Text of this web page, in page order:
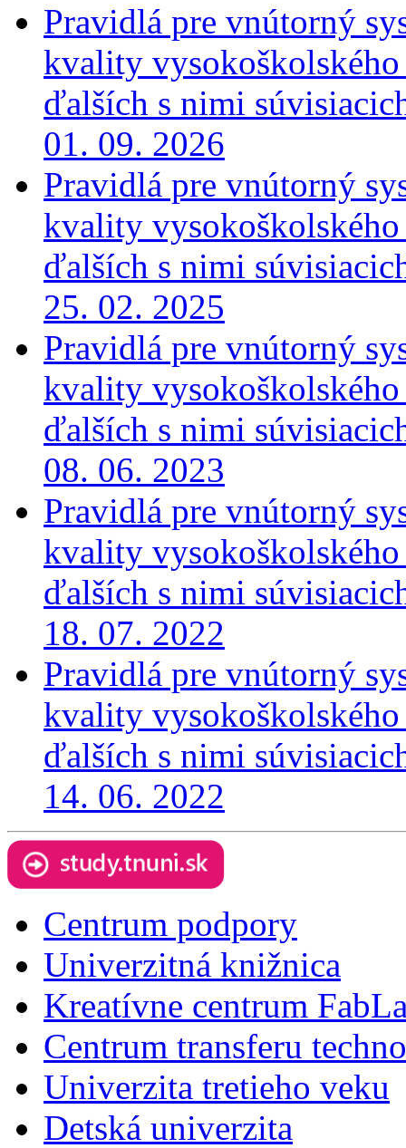
Pravidlá pre vnútorný
kvality
ďalších s nimi
01. 09. 2026
Pravidlá pre vnútorný
kvality
ďalších s nimi
25. 02. 2025
Pravidlá pre vnútorný
kvality
ďalších s nimi
08. 06. 2023
Pravidlá pre vnútorný
kvality
ďalších s nimi
18. 07. 2022
Pravidlá pre vnútorný
kvality
ďalších s nimi
14. 06. 2022
Centrum podpory
Univerzitná knižnica
Kreatívne centrum
Centrum transferu
Univerzita tretieho veku
Detská univerzita